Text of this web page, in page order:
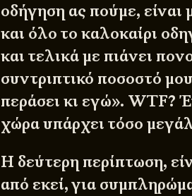
οδήγηση ας πούμε,
και όλο το καλοκαίρι
και τελικά με πιάνει
συντριπτικό ποσοστό
περάσει κι εγώ». WTF?
χώρα υπάρχει τόσο
Η δεύτερη περίπτωση,
από εκεί, για